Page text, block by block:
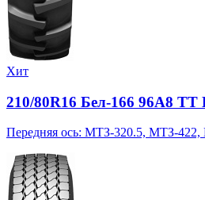
Хит
210/80R16 Бел-166 96A8
Передняя ось: МТЗ-320.5, МТЗ-422,